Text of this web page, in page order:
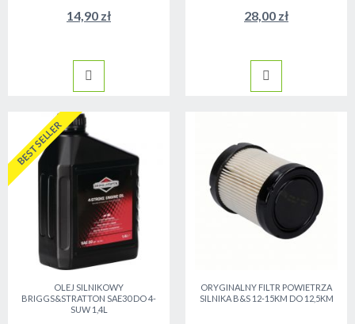
14,90 zł 28,00 zł
BESTSELLER
OLEJ SILNIKOWY
BRIGGS&STRATTON SAE30 DO 4-
SUW 1,4L
ORYGINALNY FILTR POWIETRZA
SILNIKA B&S 12-15KM DO 12,5KM